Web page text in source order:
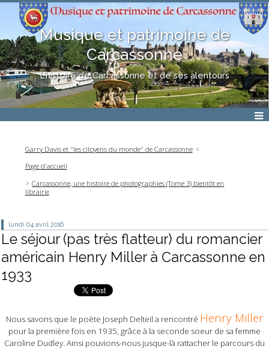
Musique et patrimoine de
Carcassonne
L'histoire de Carcassonne et de ses alentours
Garry Davis et "les citoyens du monde" de Carcassonne
Page d'accueil
Carcassonne, une histoire de photographies (Tome 3) bientôt en
librairie
lundi 04 avril 2016
Le séjour (pas très flatteur) du romancier
américain Henry Miller à Carcassonne en
1933
Nous savons que le poète Joseph Delteil a rencontré Henry Miller
pour la première fois en 1935, grâce à la seconde soeur de sa femme
Caroline Dudley. Ainsi pouvions-nous jusque-là rattacher le parcours du